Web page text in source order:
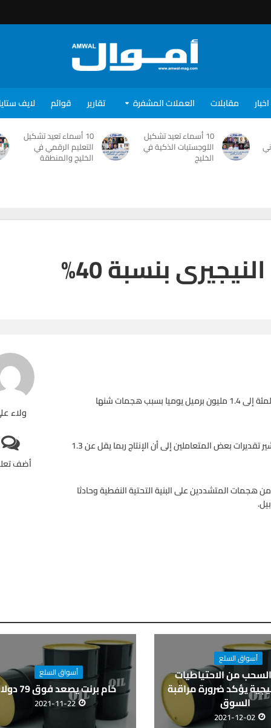
اخبار مقابلات العملات المشفرة تقارير قوائم لايف
10 أسماء تعيد تشكيل
اللوجستيات الذكية في
الخليج
10 أسماء تعيد تشكيل
التعليم الرقمي في
الخليج والمنطقة
بنسبة 40%
ولاء
أضف
ذكرت وزارة النفط النيجيرية أن إنتاج البلاد من الخام نزل نحو 40 في المئة إلى 1.4 مليون برميل يوميا بسبب هجمات شنها
ويمثل هذا أقل مستوى للإنتاج النيجيري فيما يزيد عن 22 عاما وتشير تقديرات بعض المتعاملين إلى أن الإنتاج ربما يقل عن 1.3
سلسلة من هجمات المتشددين على البنية التحتية النفطية وحادثا
أسواق السلع
من الاحتياطيات
يؤكد ضرورة مراقبة
السوق
2021-12-02
أسواق السلع
خام برنت يصعد فوق 79 دولارا
2021-11-22